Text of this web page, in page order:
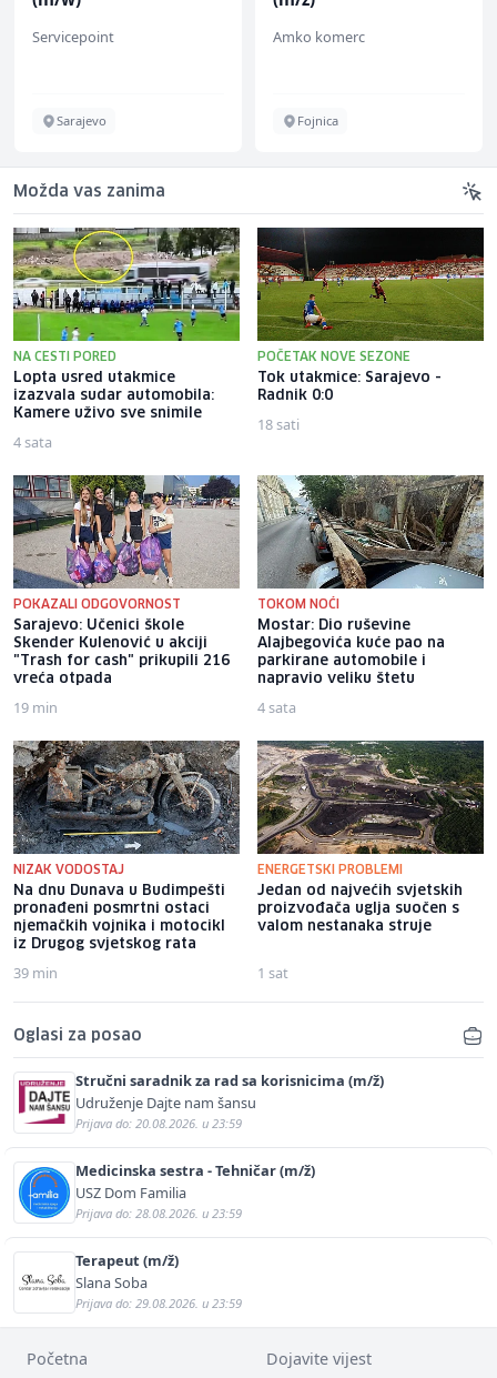
Servicepoint
Sarajevo
Amko komerc
Fojnica
Možda vas zanima
NA CESTI PORED
Lopta usred utakmice
izazvala sudar automobila:
Kamere uživo sve snimile
4 sata
POČETAK NOVE SEZONE
Tok utakmice: Sarajevo -
Radnik 0:0
18 sati
POKAZALI ODGOVORNOST
Sarajevo: Učenici škole
Skender Kulenović u akciji
"Trash for cash" prikupili 216
vreća otpada
19 min
TOKOM NOĆI
Mostar: Dio ruševine
Alajbegovića kuće pao na
parkirane automobile i
napravio veliku štetu
4 sata
NIZAK VODOSTAJ
Na dnu Dunava u Budimpešti
pronađeni posmrtni ostaci
njemačkih vojnika i motocikl
iz Drugog svjetskog rata
39 min
ENERGETSKI PROBLEMI
Jedan od najvećih svjetskih
proizvođača uglja suočen s
valom nestanaka struje
1 sat
Oglasi za posao
Stručni saradnik za rad sa korisnicima (m/ž)
Udruženje Dajte nam šansu
Prijava do: 20.08.2026. u 23:59
Medicinska sestra - Tehničar (m/ž)
USZ Dom Familia
Prijava do: 28.08.2026. u 23:59
Terapeut (m/ž)
Slana Soba
Prijava do: 29.08.2026. u 23:59
Početna Dojavite vijest